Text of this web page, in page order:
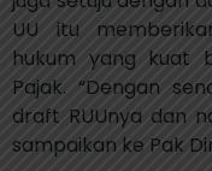
UU itu
hukum yang kuat
Pajak. “Dengan
draft RUUnya dan
sampaikan ke Pak